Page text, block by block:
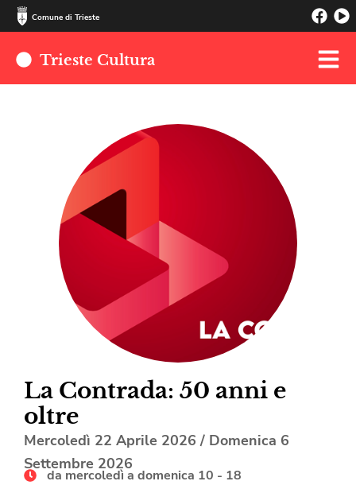
Comune di Trieste
Trieste Cultura
La Contrada: 50 anni e
oltre
Mercoledì 22 Aprile 2026 / Domenica 6
Settembre 2026
da mercoledì a domenica 10 - 18